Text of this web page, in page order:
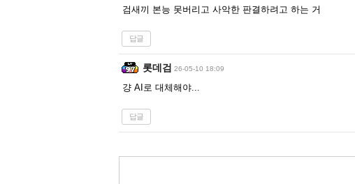
검새끼 본능 못버리고 사악한 판결하려고 하는 거
답글
롯데검 26-05-10 18:09
걍 AI로 대체해야...
답글